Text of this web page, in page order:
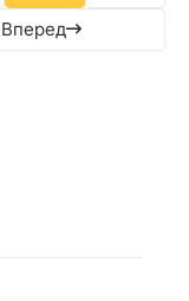
Вперед